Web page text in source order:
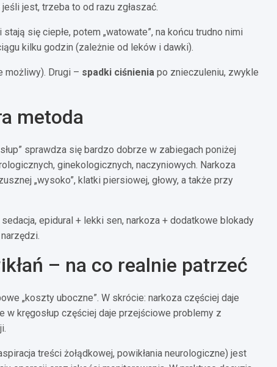
jest, trzeba to od razu zgłaszać.
się ciepłe, potem „watowate”, na końcu trudno nimi
kilku godzin (zależnie od leków i dawki).
możliwy). Drugi – spadki ciśnienia po znieczuleniu, zwykle
metoda
sprawdza się bardzo dobrze w zabiegach poniżej
ginekologicznych, naczyniowych. Narkoza
„wysoko”, klatki piersiowej, głowy, a także przy
epidural + lekki sen, narkoza + dodatkowe blokady
– na co realnie patrzeć
„koszty uboczne”. W skrócie: narkoza częściej daje
w kręgosłup częściej daje przejściowe problemy z
treści żołądkowej, powikłania neurologiczne) jest